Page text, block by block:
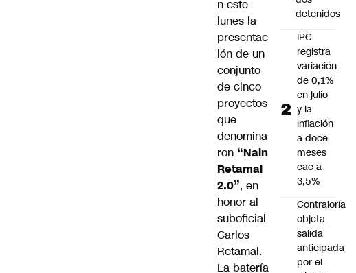
n este
lunes la
presentac
ión de un
conjunto
de cinco
proyectos
que
denomina
ron “Nain
Retamal
2.0”, en
honor al
suboficial
Carlos
Retamal.
La batería
detenidos
IPC
registra
variación
de 0,1%
en julio
y la
inflación
a doce
meses
cae a
3,5%
Contraloría
objeta
salida
anticipada
por el